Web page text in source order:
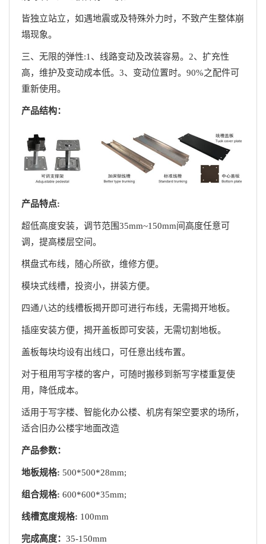
皆独立站立，如遇地震或及特殊外力时，不致产生整体崩
塌现象。
三、无限的弹性:1、线路变动及改装容易。2、扩充性
高，维护及变动成本低。3、变动位置时。90%之配件可
重新使用。
产品结构：
产品特点:
超低高度安装，调节范围35mm~150mm间高度任意可
调，提高楼层空间。
棋盘式布线，随心所欲，维修方便。
模块式线槽，投资小，拼装方便。
四通八达的线槽板揭开即可进行布线，无需揭开地板。
插座安装方便，揭开盖板即可安装，无需切割地板。
盖板每块均设有出线口，可任意出线布置。
对于租用写字楼的客户，可随时搬移到新写字楼重复使
用，降低成本。
适用于写字楼、智能化办公楼、机房有架空要求的场所，
适合旧办公楼宇地面改造
产品参数：
地板规格: 500*500*28mm;
组合规格: 600*600*35mm;
线槽宽度规格: 100mm
完成高度： 35-150mm